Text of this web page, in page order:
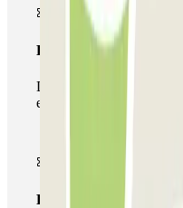
Passe simples
Durante a sua estadia, só
estacionamento uma vez.
Passe